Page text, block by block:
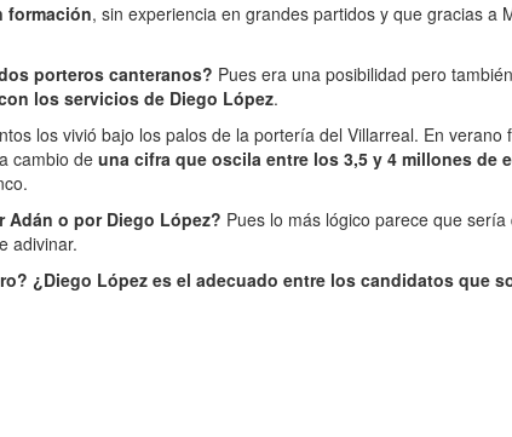
formación, sin experiencia en grandes partidos y que gracias a
porteros canteranos? Pues era una posibilidad pero
los servicios de Diego López.
los vivió bajo los palos de la portería del Villarreal. En
cambio de una cifra que oscila entre los 3,5 y 4 millones de
Adán o por Diego López? Pues lo más lógico parece que
adivinar.
¿Diego López es el adecuado entre los candidatos que